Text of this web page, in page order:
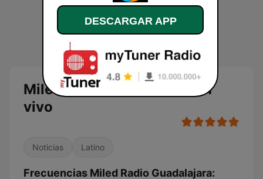
Miled Radio Guadalajara en
vivo
Noticias Latino
Frecuencias Miled Radio Guadalajara:
DESCARGAR APP